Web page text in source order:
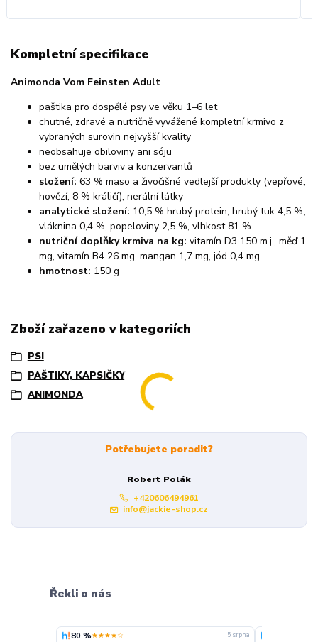
Kompletní specifikace
Animonda Vom Feinsten Adult
paštika pro dospělé psy ve věku 1–6 let
chutné, zdravé a nutričně vyvážené kompletní krmivo z
vybraných surovin nejvyšší kvality
neobsahuje obiloviny ani sóju
bez umělých barviv a konzervantů
složení: 63 % maso a živočišné vedlejší produkty (vepřové,
hovězí, 8 % králičí), nerální látky
analytické složení: 10,5 % hrubý protein, hrubý tuk 4,5 %,
vláknina 0,4 %, popeloviny 2,5 %, vlhkost 81 %
nutriční doplňky krmiva na kg: vitamín D3 150 m.j., měď 1
mg, vitamín B4 26 mg, mangan 1,7 mg, jód 0,4 mg
hmotnost: 150 g
Zboží zařazeno v kategoriích
PSI
PAŠTIKY, KAPSIČKY
ANIMONDA
Potřebujete poradit?
Robert Polák
+420606494961
info@jackie-shop.cz
Řekli o nás
80 %★★★★☆ 5. srpna